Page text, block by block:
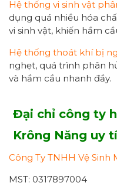
Hệ thống vi sinh vật
dụng quá nhiều hóa
vi sinh vật, khiến hầm
Hệ thống thoát khí bị
nghẹt, quá trình phân
và hầm cầu nhanh đầy.
Đại chỉ công ty
Krông Năng uy
Công Ty TNHH Vệ Sinh
MST: 0317897004